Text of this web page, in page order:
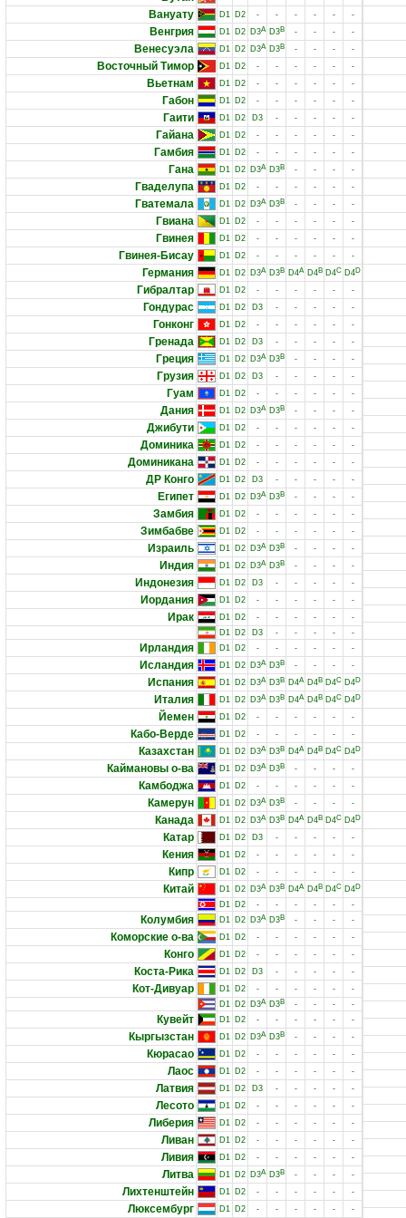
Вануату D1 D2 - - - - - -
Венгрия D1 D2 D3A D3B - - - -
Венесуэла D1 D2 D3A D3B - - - -
Восточный Тимор D1 D2 - - - - - -
Вьетнам D1 D2 - - - - - -
Габон D1 D2 - - - - - -
Гаити D1 D2 D3 - - - - -
Гайана D1 D2 - - - - - -
Гамбия D1 D2 - - - - - -
Гана D1 D2 D3A D3B - - - -
Гваделупа D1 D2 - - - - - -
Гватемала D1 D2 D3A D3B - - - -
Гвиана D1 D2 - - - - - -
Гвинея D1 D2 - - - - - -
Гвинея-Бисау D1 D2 - - - - - -
Германия D1 D2 D3A D3B D4A D4B D4C D4D
Гибралтар D1 D2 - - - - - -
Гондурас D1 D2 D3 - - - - -
Гонконг D1 D2 - - - - - -
Гренада D1 D2 D3 - - - - -
Греция D1 D2 D3A D3B - - - -
Грузия D1 D2 D3 - - - - -
Гуам D1 D2 - - - - - -
Дания D1 D2 D3A D3B - - - -
Джибути D1 D2 - - - - - -
Доминика D1 D2 - - - - - -
Доминикана D1 D2 - - - - - -
ДР Конго D1 D2 D3 - - - - -
Египет D1 D2 D3A D3B - - - -
Замбия D1 D2 - - - - - -
Зимбабве D1 D2 - - - - - -
Израиль D1 D2 D3A D3B - - - -
Индия D1 D2 D3A D3B - - - -
Индонезия D1 D2 D3 - - - - -
Иордания D1 D2 - - - - - -
Ирак D1 D2 - - - - -
-
D1 D2 D3 - - - - -
Ирландия D1 D2 - - - - - -
Исландия D1 D2 D3A D3B - - - -
Испания D1 D2 D3A D3B D4A D4B D4C D4D
Италия D1 D2 D3A D3B D4A D4B D4C D4D
Йемен D1 D2 - - - - - -
Кабо-Верде D1 D2 - - - - - -
Казахстан D1 D2 D3A D3B D4A D4B D4C D4D
Каймановы о-ва D1 D2 D3A D3B - - - -
Камбоджа D1 D2 - - - - - -
Камерун D1 D2 D3A D3B - - - -
Канада D1 D2 D3A D3B D4A D4B D4C D4D
Катар D1 D2 D3 - - - - -
Кения D1 D2 - - - - - -
Кипр D1 D2 - - - - - -
Китай D1 D2 D3A D3B D4A D4B D4C D4D
D1 D2 - - - - - -
Колумбия D1 D2 D3A D3B - - - -
Коморские о-ва D1 D2 - - - - - -
Конго D1 D2 - - - - - -
Коста-Рика D1 D2 D3 - - - - -
Кот-Дивуар D1 D2 - - - - -
-
D1 D2 D3A D3B - - - -
Кувейт D1 D2 - - - - - -
Кыргызстан D1 D2 D3A D3B - - - -
Кюрасао D1 D2 - - - - - -
Лаос D1 D2 - - - - - -
Латвия D1 D2 D3 - - - - -
Лесото D1 D2 - - - - - -
Либерия D1 D2 - - - - - -
Ливан D1 D2 - - - - - -
Ливия D1 D2 - - - - - -
Литва D1 D2 D3A D3B - - - -
Лихтенштейн D1 D2 - - - - - -
Люксембург D1 D2 - - - - - -